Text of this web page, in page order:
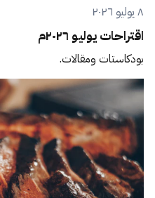
٨ يوليو ٢٠٢٦
اقتراحات يوليو ٢٠٢٦م
بودكاستات ومقالات.